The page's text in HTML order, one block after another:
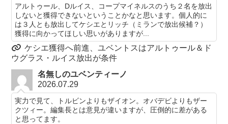
アルトゥール、Dルイス、コープマイネルスのうち２名を放出
しないと獲得できないということかなと思います。個人的に
は３人とも放出してケシエとリッチ（ミランで放出候補？）
獲得に向かってほしい思いがありますが...
ケシエ獲得へ前進、ユベントスはアルトゥール＆ド
ウグラス・ルイス放出が条件
名無しのユベンティーノ
2026.07.29
実力で見て、トルビンよりもザイオン。オバデビよりもザー
クツィー。編集長とは意見が違いますが、圧倒的に差がある
と思ってます。